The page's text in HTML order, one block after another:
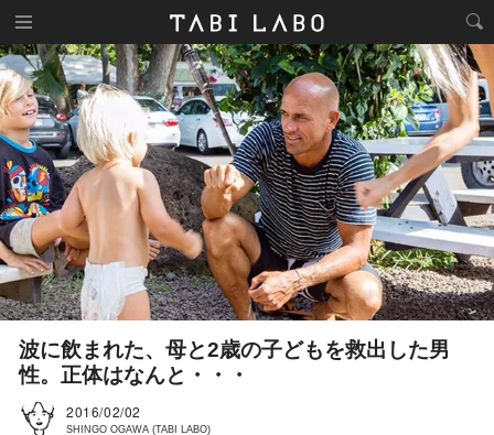
波に飲まれた、母と2歳の子どもを救出した男
性。正体はなんと・・・
2016/02/02
SHINGO OGAWA (TABI LABO)